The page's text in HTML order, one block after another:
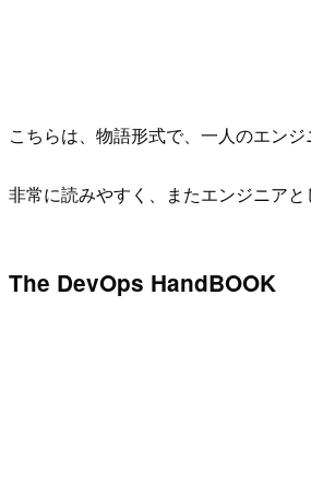
こちらは、物語形式で、一人のエン
非常に読みやすく、またエンジニア
The DevOps HandBOOK